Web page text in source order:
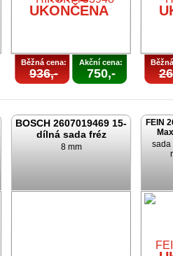
UKONČENA
Běžná cena:
936,-
Akční cena:
750,-
BOSCH 2607019469 15-
dílná sada fréz
8 mm
FEIN
sada